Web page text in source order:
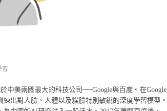
習
中美兩國最大的科技公司──Google與百度。在Google
出對人臉、人體以及貓臉特別敏銳的深度學習模型。